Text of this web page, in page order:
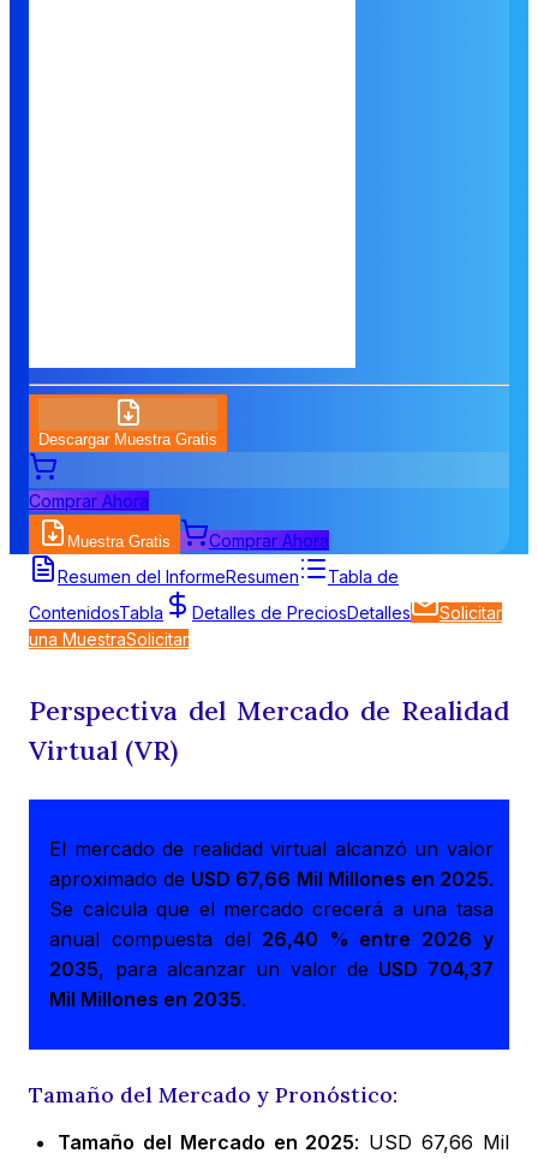
Descargar Muestra Gratis
Comprar Ahora
Muestra Gratis
Comprar Ahora
Resumen del InformeResumen
Tabla de
ContenidosTabla Detalles de PreciosDetalles
Solicitar
una MuestraSolicitar
Perspectiva del Mercado de Realidad
Virtual (VR)
El mercado de realidad virtual alcanzó un valor
aproximado de USD 67,66 Mil Millones en 2025.
Se calcula que el mercado crecerá a una tasa
anual compuesta del 26,40 % entre 2026 y
2035, para alcanzar un valor de USD 704,37
Mil Millones en 2035.
Tamaño del Mercado y Pronóstico:
Tamaño del Mercado en 2025: USD 67,66 Mil